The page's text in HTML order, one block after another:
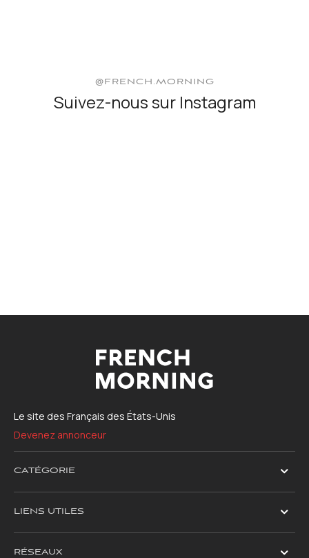
@FRENCH.MORNING
Suivez-nous sur Instagram
Le site des Français des États-Unis
Devenez annonceur
CATÉGORIE
LIENS UTILES
RÉSEAUX